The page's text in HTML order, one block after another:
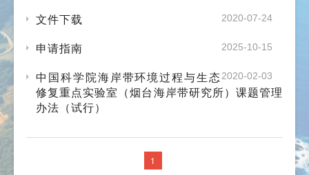
2020-07-24
文件下载
2025-10-15
申请指南
2020-02-03
中国科学院海岸带环境过程与生态
修复重点实验室（烟台海岸带研究所）课题管理
办法（试行）
1